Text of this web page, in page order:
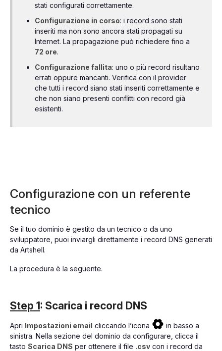
stati configurati correttamente.
Configurazione in corso: i record sono stati
inseriti ma non sono ancora stati propagati su
Internet. La propagazione può richiedere fino a
72 ore.
Configurazione fallita: uno o più record risultano
errati oppure mancanti. Verifica con il provider
che tutti i record siano stati inseriti correttamente e
che non siano presenti conflitti con record già
esistenti.
Configurazione con un referente
tecnico
Se il tuo dominio è gestito da un tecnico o da uno
sviluppatore, puoi inviargli direttamente i record DNS generati
da Artshell.
La procedura è la seguente.
Step 1: Scarica i record DNS
Apri Impostazioni email cliccando l’icona
in basso a
sinistra. Nella sezione del dominio da configurare, clicca il
tasto Scarica DNS per ottenere il file .csv con i record da